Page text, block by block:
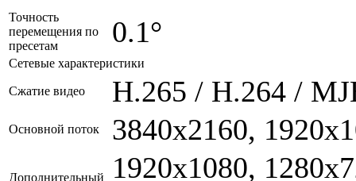
Точность
перемещения по
пресетам
0.1°
Сетевые характеристики
Сжатие видео H.265 / H.264 /
Основной поток 3840x2160,
Дополнительный
1920x1080,